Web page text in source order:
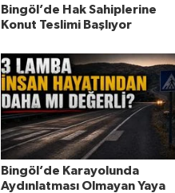
Bingöl’de Hak Sahiplerine
Konut Teslimi Başlıyor
Bingöl’de Karayolunda
Aydınlatması Olmayan Yaya